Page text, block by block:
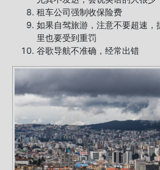
租车公司强制收保险费
如果自驾旅游，注意不要超速
里也要受到重罚
谷歌导航不准确，经常出错